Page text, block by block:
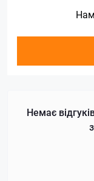
Немає